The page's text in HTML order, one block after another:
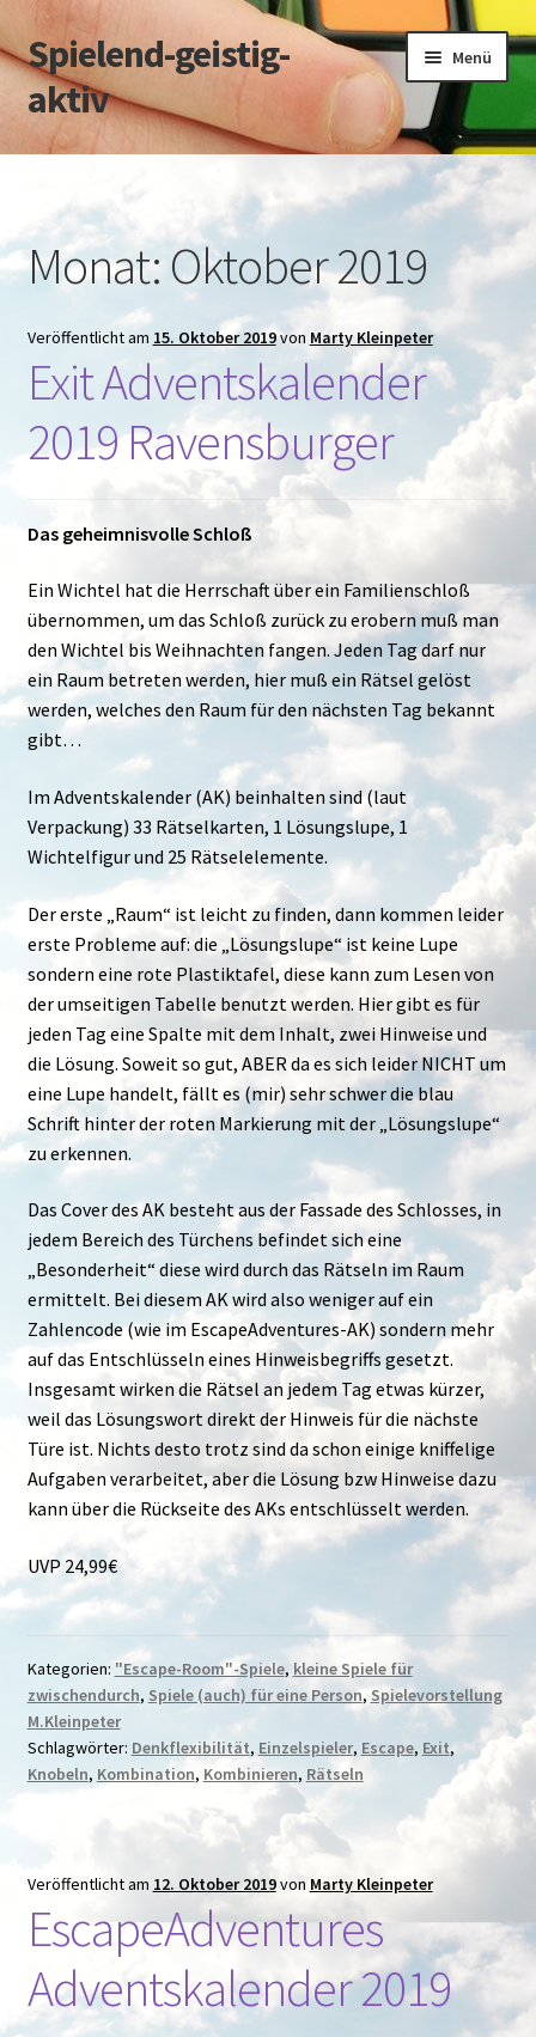
Zur
Navigation
springen
Zum
Inhalt
springen
Spielend-geistig-
aktiv
Menü
Start
Datenschutz
Impressum
über M.Kleinpeter
über C.Greiner
Monat: Oktober 2019
Veröffentlicht am 15. Oktober 2019von Marty Kleinpeter
Exit Adventskalender
2019 Ravensburger
Das geheimnisvolle Schloß
Ein Wichtel hat die Herrschaft über ein Familienschloß
übernommen, um das Schloß zurück zu erobern muß man
den Wichtel bis Weihnachten fangen. Jeden Tag darf nur
ein Raum betreten werden, hier muß ein Rätsel gelöst
werden, welches den Raum für den nächsten Tag bekannt
gibt…
Im Adventskalender (AK) beinhalten sind (laut
Verpackung) 33 Rätselkarten, 1 Lösungslupe, 1
Wichtelfigur und 25 Rätselelemente.
Der erste „Raum“ ist leicht zu finden, dann kommen leider
erste Probleme auf: die „Lösungslupe“ ist keine Lupe
sondern eine rote Plastiktafel, diese kann zum Lesen von
der umseitigen Tabelle benutzt werden. Hier gibt es für
jeden Tag eine Spalte mit dem Inhalt, zwei Hinweise und
die Lösung. Soweit so gut, ABER da es sich leider NICHT um
eine Lupe handelt, fällt es (mir) sehr schwer die blau
Schrift hinter der roten Markierung mit der „Lösungslupe“
zu erkennen.
Das Cover des AK besteht aus der Fassade des Schlosses, in
jedem Bereich des Türchens befindet sich eine
„Besonderheit“ diese wird durch das Rätseln im Raum
ermittelt. Bei diesem AK wird also weniger auf ein
Zahlencode (wie im EscapeAdventures-AK) sondern mehr
auf das Entschlüsseln eines Hinweisbegriffs gesetzt.
Insgesamt wirken die Rätsel an jedem Tag etwas kürzer,
weil das Lösungswort direkt der Hinweis für die nächste
Türe ist. Nichts desto trotz sind da schon einige kniffelige
Aufgaben verarbeitet, aber die Lösung bzw Hinweise dazu
kann über die Rückseite des AKs entschlüsselt werden.
UVP 24,99€
Kategorien: "Escape-Room"-Spiele, kleine Spiele für
zwischendurch, Spiele (auch) für eine Person,Spielevorstellung
M.Kleinpeter
Schlagwörter: Denkflexibilität, Einzelspieler, Escape, Exit,
Knobeln, Kombination, Kombinieren, Rätseln
Veröffentlicht am 12. Oktober 2019von Marty Kleinpeter
EscapeAdventures
Adventskalender 2019